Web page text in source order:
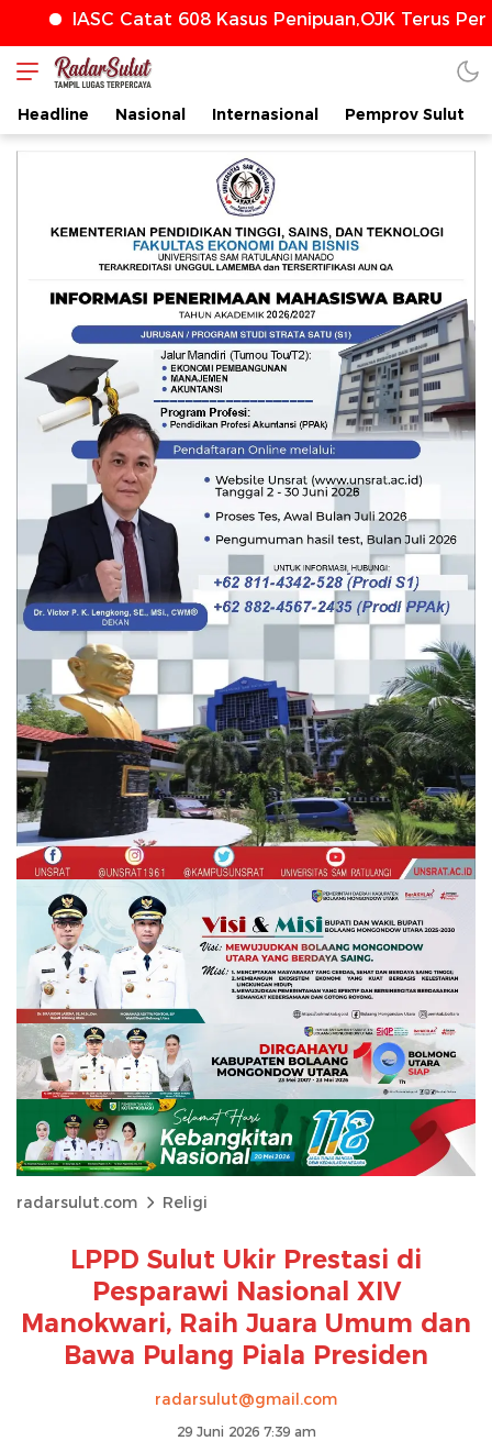
Catat 608 Kasus Penipuan,OJK Terus Perkuat
Headline Nasional Internasional Pemprov Sulut
radarsulut.com Religi
LPPD Sulut Ukir Prestasi di
Pesparawi Nasional XIV
Manokwari, Raih Juara Umum dan
Bawa Pulang Piala Presiden
radarsulut@gmail.com
29 Juni 2026 7:39 am